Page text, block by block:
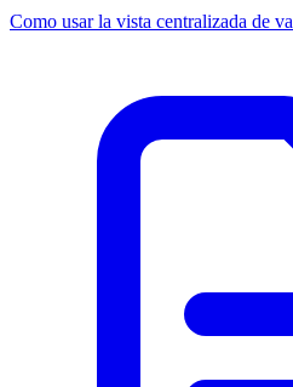
Como usar la vista centralizada de